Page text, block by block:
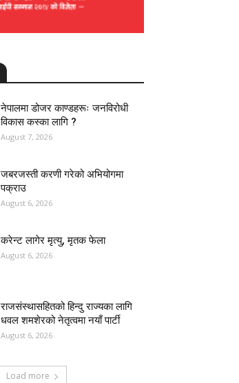
नेपालमा डोजर काण्डहरूः जनविरोधी
विकास कस्का लागि ?
August 7, 2026
जबरजस्ती करणी गरेको अभियोगमा
पक्राउ
August 6, 2026
करेन्ट लागेर मृत्यु, मृतक फेला
August 6, 2026
राजसंस्थासहितको हिन्दु राज्यका लागि
धवल शमशेरको नेतृत्वमा नयाँ पार्टी
August 6, 2026
Load more